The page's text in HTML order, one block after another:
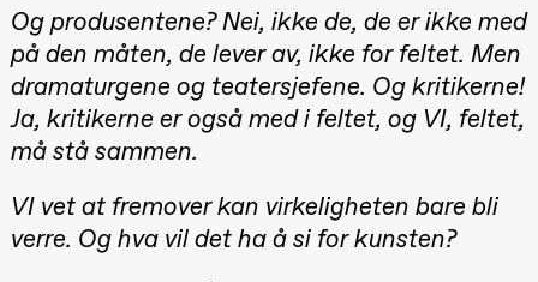
Aam
crypt_ –
Anime opera
by Yuri
Umemoto
Store scene
(Black Box
teater)
Umemoto /​
Oslo
Sinfonietta /​
Ivar Furre
Og produsentene? Nei, ikke de, de er ikke med
på den måten, de lever av, ikke for feltet. Men
dramaturgene og teatersjefene. Og kritikerne!
Ja, kritikerne er også med i feltet, og VI, feltet,
må stå sammen.
VI vet at fremover kan virkeligheten bare bli
verre. Og hva vil det ha å si for kunsten?